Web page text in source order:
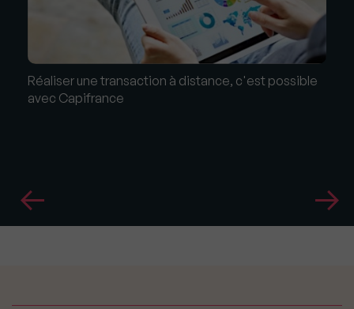
Réaliser une transaction à distance, c'est possible
avec Capifrance